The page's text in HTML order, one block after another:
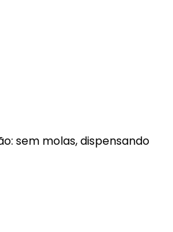
sem molas, dispensando